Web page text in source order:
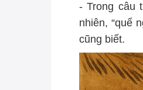
- Trong câu
nhiên, “quế
cũng biết.